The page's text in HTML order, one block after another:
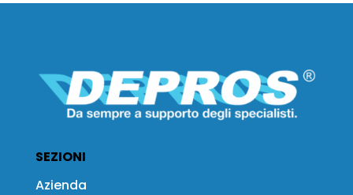
SEZIONI
Azienda